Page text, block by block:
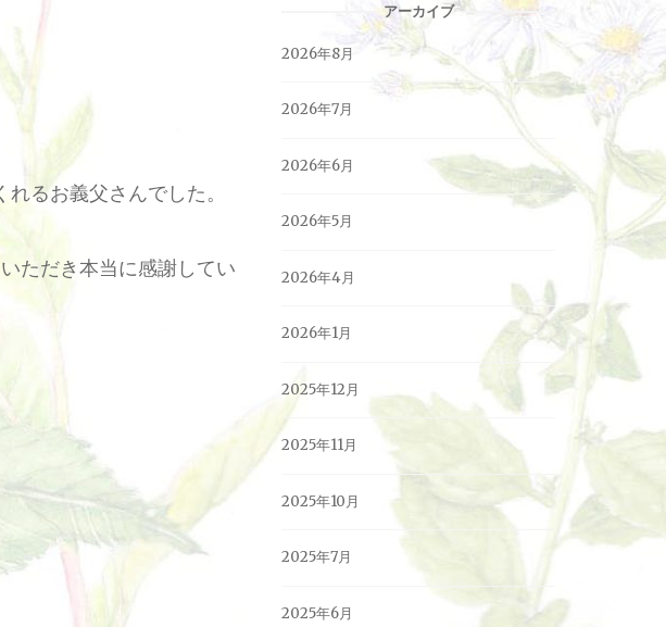
るお義父さんでした。
ただき本当に感謝してい
アーカイブ
2026年8月
2026年7月
2026年6月
2026年5月
2026年4月
2026年1月
2025年12月
2025年11月
2025年10月
2025年7月
2025年6月